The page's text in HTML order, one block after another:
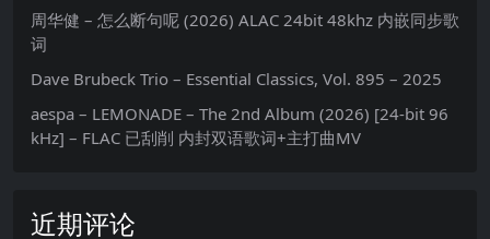
周华健 – 怎么断句呢 (2026) ALAC 24bit 48khz 内嵌同步歌
词
Dave Brubeck Trio – Essential Classics, Vol. 895 – 2025
aespa – LEMONADE – The 2nd Album (2026) [24-bit 96
kHz] – FLAC 已刮削 内封双语歌词+主打曲MV
近期评论